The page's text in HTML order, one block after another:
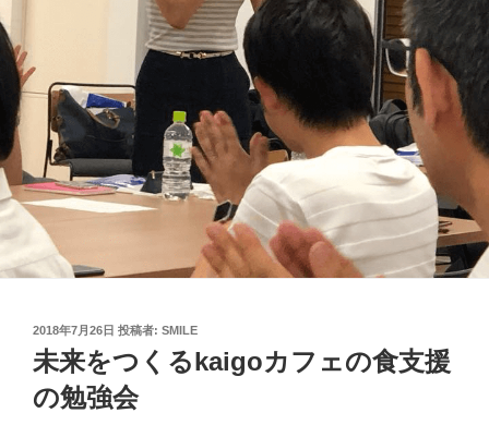
投
日:
2018年7月26日 投稿者: SMILE
未来をつくるkaigoカフェの食支援
の勉強会